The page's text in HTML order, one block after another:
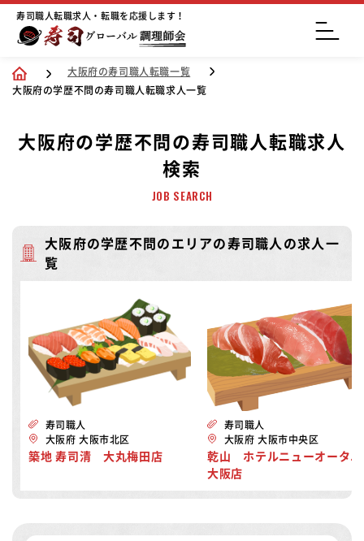
寿司職人転職求人・転職を応援します！
大阪府の寿司職人転職一覧
大阪府の学歴不問の寿司職人転職求人一覧
大阪府の学歴不問の寿司職人転職求人
検索
JOB SEARCH
大阪府の学歴不問のエリアの寿司職人の求人一
覧
寿司職人
大阪府 大阪市北区
築地 寿司清 大丸梅田店
寿司職人
大阪府 大阪市中央区
乾山 ホテルニューオータニ
大阪店